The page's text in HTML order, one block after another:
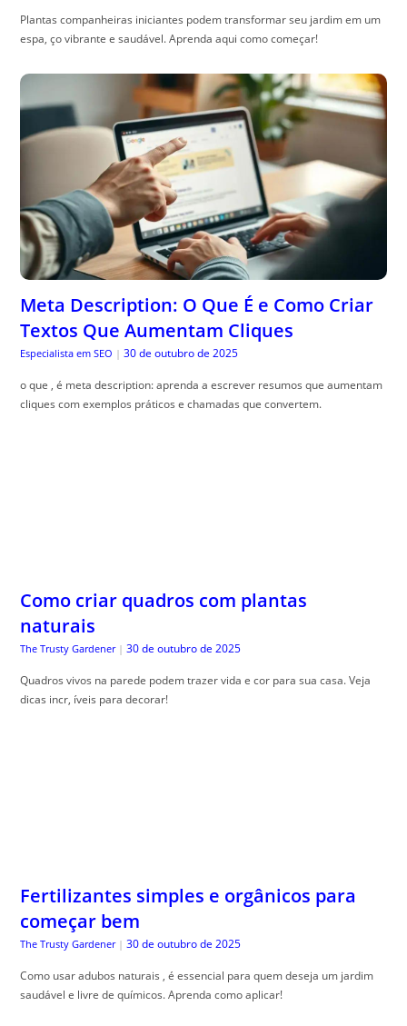
Plantas companheiras iniciantes podem transformar seu jardim em um
espa, ço vibrante e saudável. Aprenda aqui como começar!
Meta Description: O Que É e Como Criar
Textos Que Aumentam Cliques
Especialista em SEO | 30 de outubro de 2025
o que , é meta description: aprenda a escrever resumos que aumentam
cliques com exemplos práticos e chamadas que convertem.
Como criar quadros com plantas
naturais
The Trusty Gardener | 30 de outubro de 2025
Quadros vivos na parede podem trazer vida e cor para sua casa. Veja
dicas incr, íveis para decorar!
Fertilizantes simples e orgânicos para
começar bem
The Trusty Gardener | 30 de outubro de 2025
Como usar adubos naturais , é essencial para quem deseja um jardim
saudável e livre de químicos. Aprenda como aplicar!